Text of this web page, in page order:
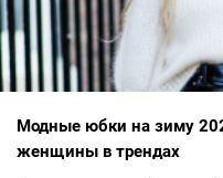
Модные юбки на зиму
женщины в трендах